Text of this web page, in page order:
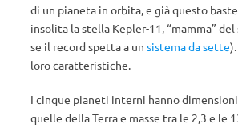
di un pianeta in orbita, e già questo
insolita la stella Kepler-11, “mamma”
se il record spetta a un sistema da sette
loro caratteristiche.
I cinque pianeti interni hanno
quelle della Terra e masse tra le 2,3 e le